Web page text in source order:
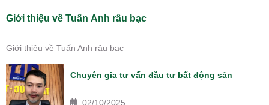
Giới thiệu về Tuấn Anh râu bạc
Giới thiệu về Tuấn Anh râu bạc
Chuyên gia tư vấn đầu tư bất động sản
02/10/2025